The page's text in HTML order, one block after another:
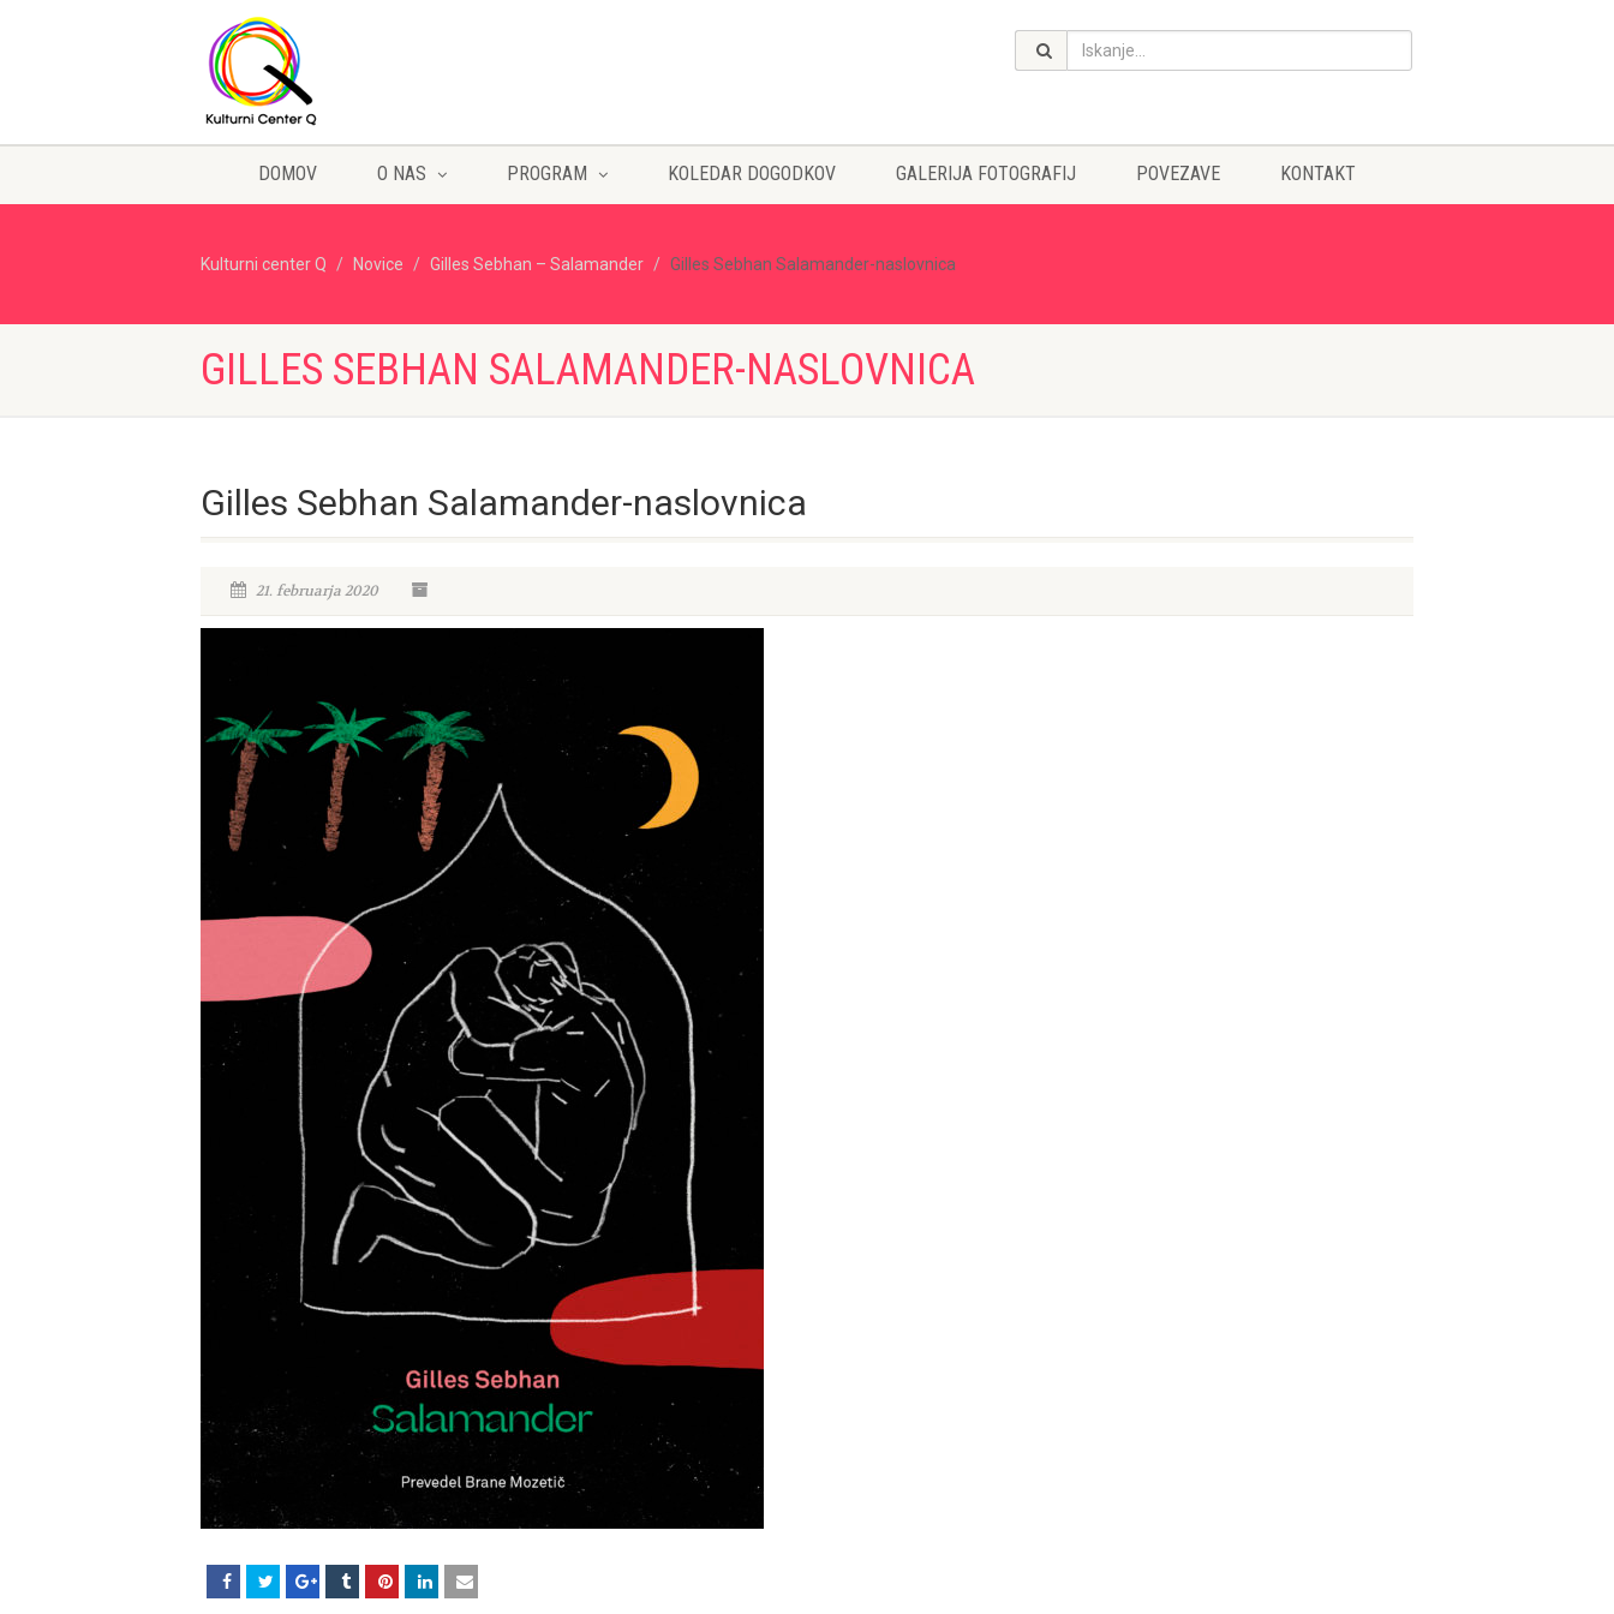
DOMOV O NAS PROGRAM KOLEDAR DOGODKOV GALERIJA FOTOGRAFIJ POVEZAVE KONTAKT
Kulturni center Q Novice Gilles Sebhan – Salamander Gilles Sebhan Salamander-naslovnica
GILLES SEBHAN SALAMANDER-NASLOVNICA
Gilles Sebhan Salamander-naslovnica
21. februarja 2020